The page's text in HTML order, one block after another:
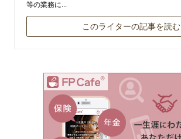
等の業務に...
このライターの記事を読む